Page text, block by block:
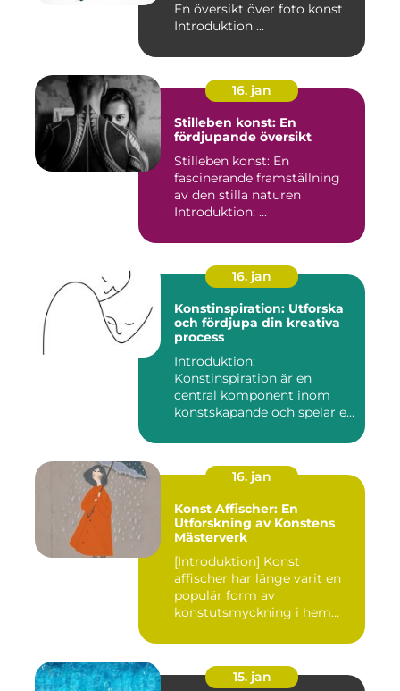
aspekter
En översikt över foto konst
Introduktion ...
16. jan
Stilleben konst: En
fördjupande översikt
Stilleben konst: En
fascinerande framställning
av den stilla naturen
Introduktion: ...
16. jan
Konstinspiration: Utforska
och fördjupa din kreativa
process
Introduktion:
Konstinspiration är en
central komponent inom
konstskapande och spelar en
16. jan
Konst Affischer: En
Utforskning av Konstens
Mästerverk
[Introduktion] Konst
affischer har länge varit en
populär form av
konstutsmyckning i hem
15. jan